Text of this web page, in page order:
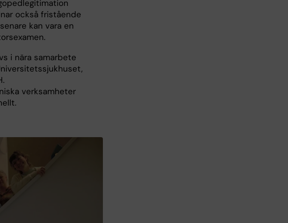
också fristående
kan vara en
i nära samarbete
verksamheter